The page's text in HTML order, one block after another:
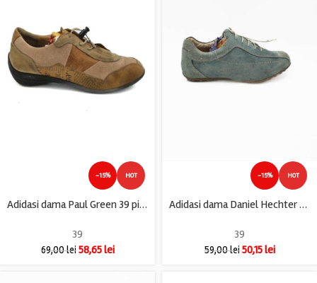
-15% HOT
Adidasi dama Paul Green 39 piele , maro
39
69,00lei 58,65lei
-15% HOT
Adidasi dama Daniel Hechter 39 , piele intoarsa , gri
39
59,00lei 50,15lei